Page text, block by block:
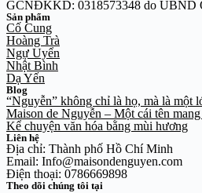
GCNĐKKD: 0318573348 do UBND
Sản phẩm
Cố Cung
Hoàng Trà
Ngự Uyển
Nhật Bình
Dạ Yến
Blog
“Nguyễn” không chỉ là họ, mà là một
Maison de Nguyễn – Một cái tên
Kể chuyện văn hóa bằng mùi hương
Liên hệ
Địa chỉ: Thành phố Hồ Chí Minh
Email: Info@maisondenguyen.com
Điện thoại: 0786669898
Theo dõi chúng tôi tại